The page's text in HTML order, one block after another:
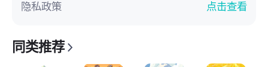
隐私政策
点击查看
同类推荐